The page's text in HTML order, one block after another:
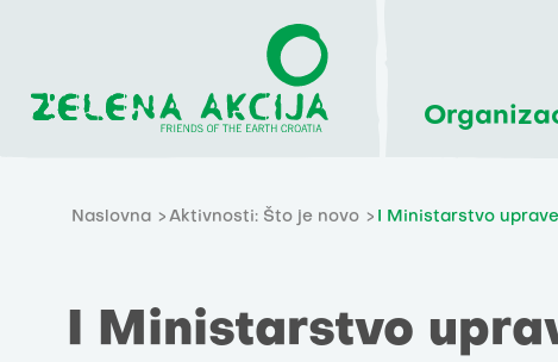
Naslovna Aktivnosti: Što je novo I Ministarstvo
I Ministarstvo